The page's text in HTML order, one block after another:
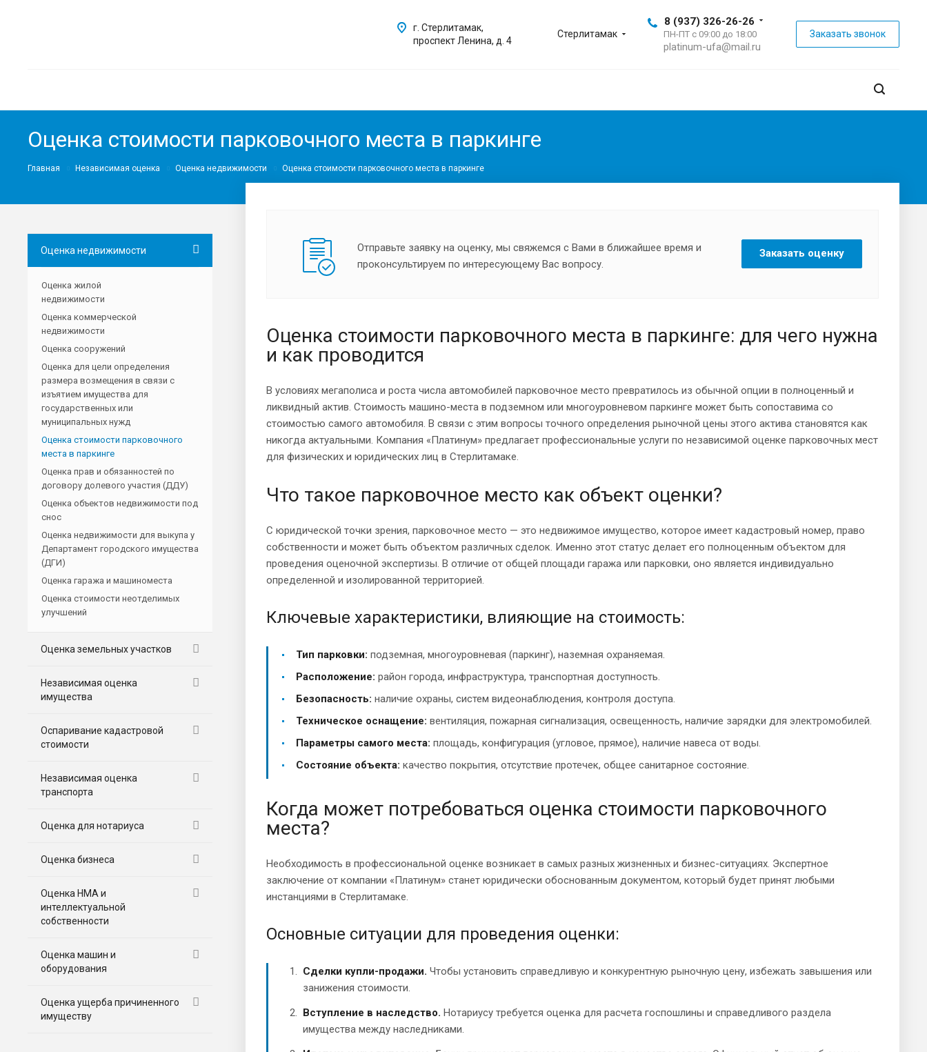
Стерлитамак
8 (937) 326-26-26
ПН-ПТ с 09:00 до 18:00
platinum-ufa@mail.ru
Заказать звонок
г. Стерлитамак,
проспект Ленина, д. 4
Оценка стоимости парковочного места в паркинге
Главная Независимая оценка Оценка недвижимости Оценка стоимости парковочного места в паркинге
Отправьте заявку на оценку, мы свяжемся с Вами в ближайшее время и
проконсультируем по интересующему Вас вопросу.
Заказать оценку
Оценка стоимости парковочного места в паркинге: для чего нужна
и как проводится
В условиях мегаполиса и роста числа автомобилей парковочное место превратилось из обычной опции в полноценный и
ликвидный актив. Стоимость машино-места в подземном или многоуровневом паркинге может быть сопоставима со
стоимостью самого автомобиля. В связи с этим вопросы точного определения рыночной цены этого актива становятся как
никогда актуальными. Компания «Платинум» предлагает профессиональные услуги по независимой оценке парковочных мест
для физических и юридических лиц в Стерлитамаке.
Что такое парковочное место как объект оценки?
С юридической точки зрения, парковочное место — это недвижимое имущество, которое имеет кадастровый номер, право
собственности и может быть объектом различных сделок. Именно этот статус делает его полноценным объектом для
проведения оценочной экспертизы. В отличие от общей площади гаража или парковки, оно является индивидуально
определенной и изолированной территорией.
Ключевые характеристики, влияющие на стоимость:
Тип парковки: подземная, многоуровневая (паркинг), наземная охраняемая.
Расположение: район города, инфраструктура, транспортная доступность.
Безопасность: наличие охраны, систем видеонаблюдения, контроля доступа.
Техническое оснащение: вентиляция, пожарная сигнализация, освещенность, наличие зарядки для электромобилей.
Параметры самого места: площадь, конфигурация (угловое, прямое), наличие навеса от воды.
Состояние объекта: качество покрытия, отсутствие протечек, общее санитарное состояние.
Когда может потребоваться оценка стоимости парковочного
места?
Необходимость в профессиональной оценке возникает в самых разных жизненных и бизнес-ситуациях. Экспертное
заключение от компании «Платинум» станет юридически обоснованным документом, который будет принят любыми
инстанциями в Стерлитамаке.
Основные ситуации для проведения оценки:
Сделки купли-продажи. Чтобы установить справедливую и конкурентную рыночную цену, избежать завышения или
занижения стоимости.
Вступление в наследство. Нотариусу требуется оценка для расчета госпошлины и справедливого раздела
имущества между наследниками.
Оценка недвижимости
Оценка жилой
недвижимости
Оценка коммерческой
недвижимости
Оценка сооружений
Оценка для цели определения
размера возмещения в связи с
изъятием имущества для
государственных или
муниципальных нужд
Оценка стоимости парковочного
места в паркинге
Оценка прав и обязанностей по
договору долевого участия (ДДУ)
Оценка объектов недвижимости под
снос
Оценка недвижимости для выкупа у
Департамент городского имущества
(ДГИ)
Оценка гаража и машиноместа
Оценка стоимости неотделимых
улучшений
Оценка земельных участков
Независимая оценка
имущества
Оспаривание кадастровой
стоимости
Независимая оценка
транспорта
Оценка для нотариуса
Оценка бизнеса
Оценка НМА и
интеллектуальной
собственности
Оценка машин и
оборудования
Оценка ущерба причиненного
имуществу